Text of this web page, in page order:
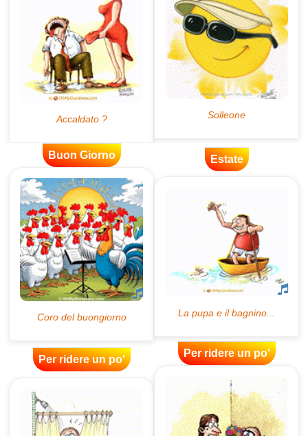
Buon Giorno Estate
Per ridere un po'
Per ridere un po'